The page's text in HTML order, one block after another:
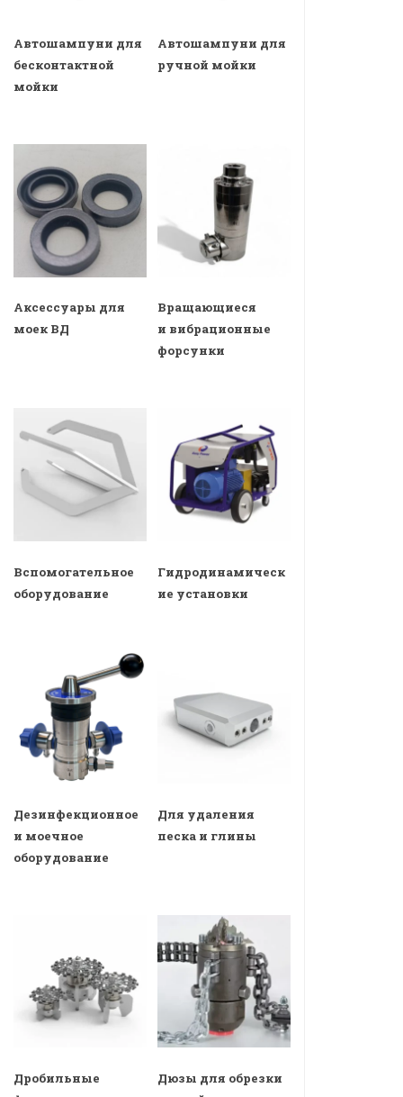
Автошампуни для
бесконтактной
мойки
Автошампуни для
ручной мойки
Аксессуары для
моек ВД
Вращающиеся
и вибрационные
форсунки
Вспомогательное
оборудование
Гидродинамическ
ие установки
Дезинфекционное
и моечное
оборудование
Для удаления
песка и глины
Дробильные
Дюзы для обрезки